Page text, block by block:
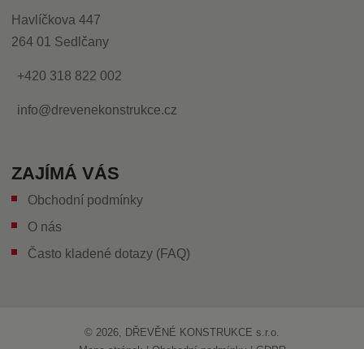
Havlíčkova 447
264 01 Sedlčany
+420 318 822 002
info@drevenekonstrukce.cz
ZAJÍMÁ VÁS
Obchodní podmínky
O nás
Často kladené dotazy (FAQ)
© 2026, DŘEVĚNÉ KONSTRUKCE s.r.o.